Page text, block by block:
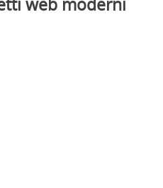
web moderni